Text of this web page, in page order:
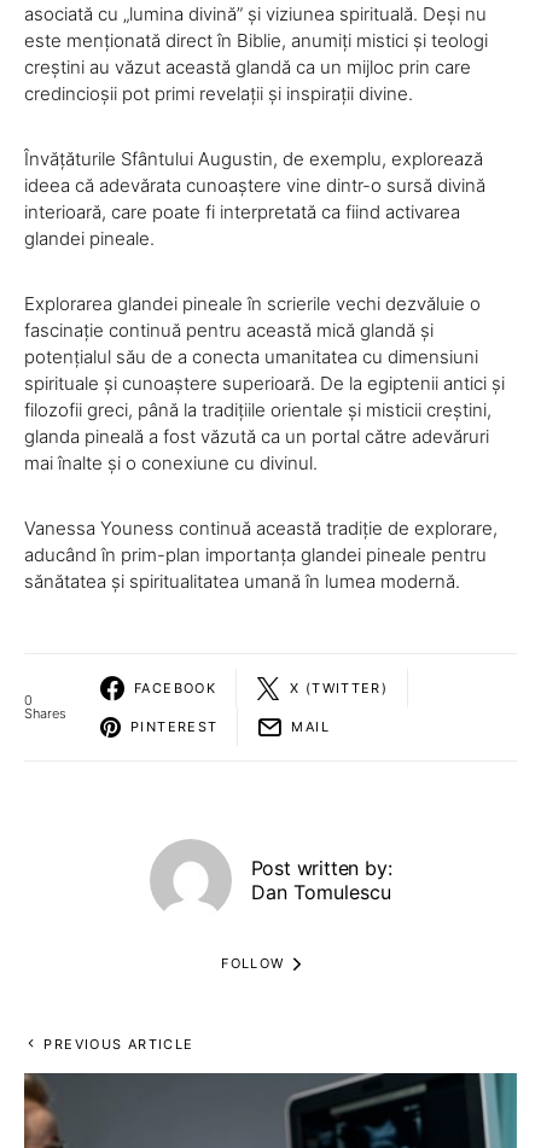
asociată cu „lumina divină” și viziunea spirituală. Deși nu
este menționată direct în Biblie, anumiți mistici și teologi
creștini au văzut această glandă ca un mijloc prin care
credincioșii pot primi revelații și inspirații divine.
Învățăturile Sfântului Augustin, de exemplu, explorează
ideea că adevărata cunoaștere vine dintr-o sursă divină
interioară, care poate fi interpretată ca fiind activarea
glandei pineale.
Explorarea glandei pineale în scrierile vechi dezvăluie o
fascinație continuă pentru această mică glandă și
potențialul său de a conecta umanitatea cu dimensiuni
spirituale și cunoaștere superioară. De la egiptenii antici și
filozofii greci, până la tradițiile orientale și misticii creștini,
glanda pineală a fost văzută ca un portal către adevăruri
mai înalte și o conexiune cu divinul.
Vanessa Youness continuă această tradiție de explorare,
aducând în prim-plan importanța glandei pineale pentru
sănătatea și spiritualitatea umană în lumea modernă.
0
Shares
FACEBOOK X (TWITTER)
PINTEREST MAIL
Post written by:
Dan Tomulescu
FOLLOW
PREVIOUS ARTICLE